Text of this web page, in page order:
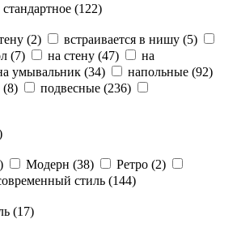
стандартное (122)
(2) встраивается в нишу (5)
(7) на стену (47)
на
умывальник (34) напольные (92)
(8) подвесные (236)
) Модерн (38) Ретро (2)
стиль (144)
(17)